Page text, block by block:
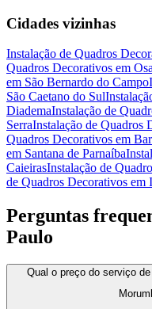
Cidades vizinhas
Instalação de Quadros
Quadros Decorativos em
em São Bernardo do Campo
São Caetano do Sul
DiademaInstalação de
SerraInstalação de Quadros
Quadros Decorativos em
em Santana de Parnaíba
CaieirasInstalação de
de Quadros Decorativos em
Perguntas
Paulo
Qual o preço do serviço